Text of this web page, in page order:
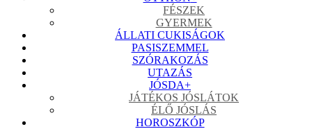
FÉSZEK
GYERMEK
ÁLLATI CUKISÁGOK
PASISZEMMEL
SZÓRAKOZÁS
UTAZÁS
JÓSDA+
JÁTÉKOS JÓSLÁTOK
ÉLŐ JÓSLÁS
HOROSZKÓP